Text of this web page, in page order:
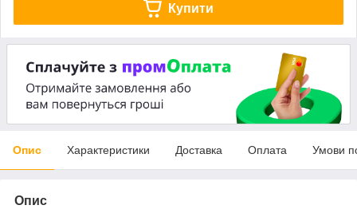
Купити
Опис Характеристики Доставка Оплата Умови
Опис